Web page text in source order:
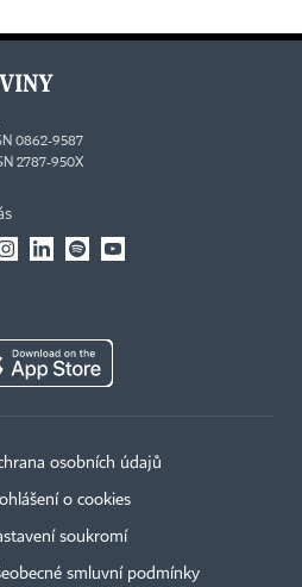
0862-9587
2787-950X
osobních údajů
o cookies
soukromí
smluvní podmínky